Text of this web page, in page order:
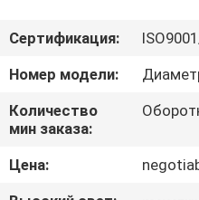
НАС
ФАБРИКИ
Сертификация:
Номер модели:
Количество
мин заказа:
Цена: